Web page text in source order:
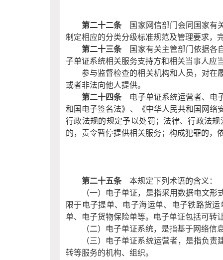
第二十二条国家网信部门会同国家有
制定相应的分类分级标准规范及管理要求，
第二十三条国家有关主管部门依据各
子单证系统相关服务支持方和相关当事人应
参与监督检查的相关机构和人员，对在
或者非法向他人提供。
第二十四条电子单证系统运营者、电
和国电子签名法》、《中华人民共和国网络
行政法规的规定予以处罚；法律、行政法
的，责令暂停提供相关服务；构成犯罪的，
第二十五条本规定下列术语的含义：
（一）电子单证，是指采用数据电文
限于电子提单、电子海运单、电子铁路货
单、电子货物保险单等。电子单证包括可转
（二）电子单证系统，是指基于网络
（三）电子单证系统运营者，是指负
转等服务的机构、组织。